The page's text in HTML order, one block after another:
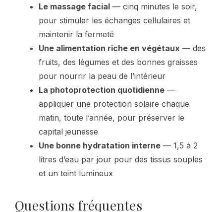
Le massage facial — cinq minutes le soir,
pour stimuler les échanges cellulaires et
maintenir la fermeté
Une alimentation riche en végétaux — des
fruits, des légumes et des bonnes graisses
pour nourrir la peau de l’intérieur
La photoprotection quotidienne —
appliquer une protection solaire chaque
matin, toute l’année, pour préserver le
capital jeunesse
Une bonne hydratation interne — 1,5 à 2
litres d’eau par jour pour des tissus souples
et un teint lumineux
Questions fréquentes